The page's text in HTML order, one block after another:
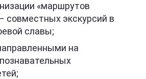
«маршрутов
совместных экскурсий в
славы;
на